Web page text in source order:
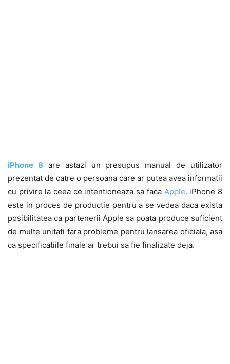
iPhone 8 are astazi un presupus manual de utilizator
prezentat de catre o persoana care ar putea avea informatii
cu privire la ceea ce intentioneaza sa faca Apple. iPhone 8
este in proces de productie pentru a se vedea daca exista
posibilitatea ca partenerii Apple sa poata produce suficient
de multe unitati fara probleme pentru lansarea oficiala, asa
ca specificatiile finale ar trebui sa fie finalizate deja.